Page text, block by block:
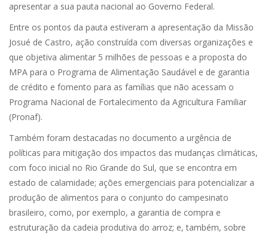
apresentar a sua pauta nacional ao Governo Federal.
Entre os pontos da pauta estiveram a apresentação da Missão
Josué de Castro, ação construída com diversas organizações e
que objetiva alimentar 5 milhões de pessoas e a proposta do
MPA para o Programa de Alimentação Saudável e de garantia
de crédito e fomento para as famílias que não acessam o
Programa Nacional de Fortalecimento da Agricultura Familiar
(Pronaf).
Também foram destacadas no documento a urgência de
políticas para mitigação dos impactos das mudanças climáticas,
com foco inicial no Rio Grande do Sul, que se encontra em
estado de calamidade; ações emergenciais para potencializar a
produção de alimentos para o conjunto do campesinato
brasileiro, como, por exemplo, a garantia de compra e
estruturação da cadeia produtiva do arroz; e, também, sobre